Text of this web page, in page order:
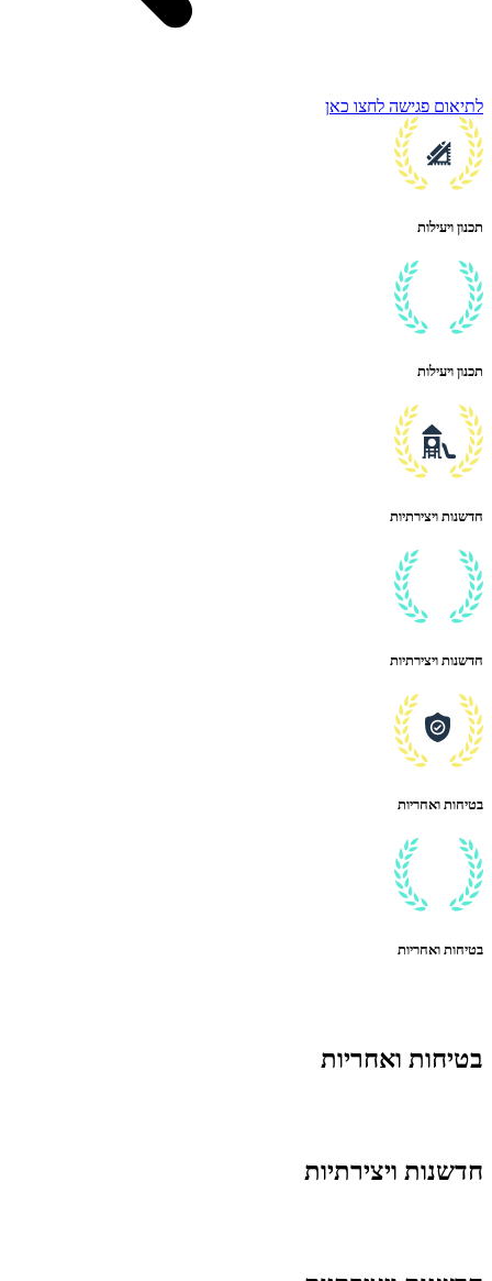
לתיאום פגישה לחצו כאן
תכנון ויעילות
תכנון ויעילות
חדשנות ויצירתיות
חדשנות ויצירתיות
בטיחות ואחריות
בטיחות ואחריות
בטיחות ואחריות
חדשנות ויצירתיות